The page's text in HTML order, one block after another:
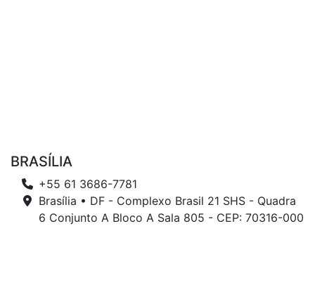
BRASÍLIA
+55 61 3686-7781
Brasília • DF - Complexo Brasil 21 SHS - Quadra
6 Conjunto A Bloco A Sala 805 - CEP: 70316-000